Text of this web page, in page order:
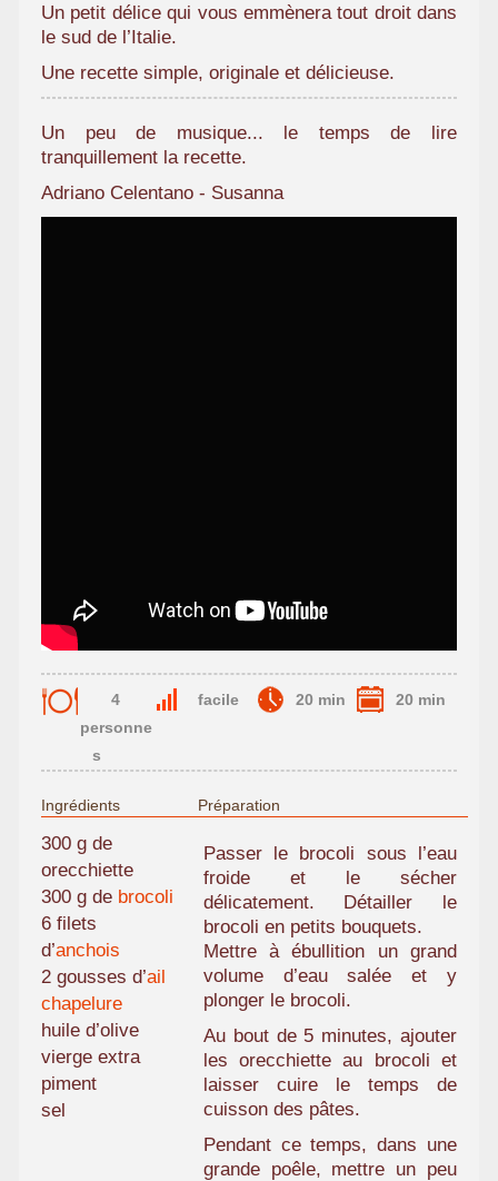
Un petit délice qui vous emmènera tout droit dans
le sud de l’Italie.
Une recette simple, originale et délicieuse.
Un peu de musique... le temps de lire
tranquillement la recette.
Adriano Celentano - Susanna
4
personne
s
facile 20 min 20 min
Ingrédients
300 g de
orecchiette
300 g de brocoli
6 filets
d’anchois
2 gousses d’ail
chapelure
huile d’olive
vierge extra
piment
sel
Préparation
Passer le brocoli sous l’eau
froide et le sécher
délicatement. Détailler le
brocoli en petits bouquets.
Mettre à ébullition un grand
volume d’eau salée et y
plonger le brocoli.
Au bout de 5 minutes, ajouter
les orecchiette au brocoli et
laisser cuire le temps de
cuisson des pâtes.
Pendant ce temps, dans une
grande poêle, mettre un peu